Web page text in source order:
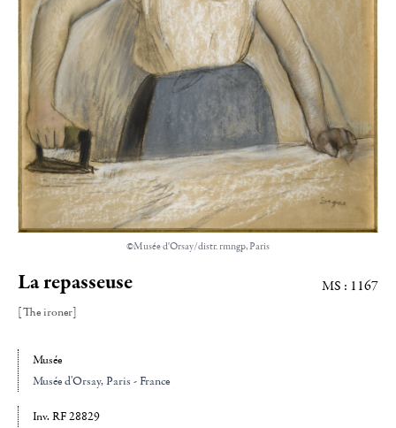
©Musée d'Orsay/distr. rmngp, Paris
La repasseuse
[The ironer]
MS : 1167
Musée
Musée d'Orsay, Paris - France
Inv. RF 28829